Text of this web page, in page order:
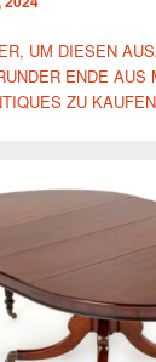
UM DIESEN
ENDE AUS
ZU KAUFEN